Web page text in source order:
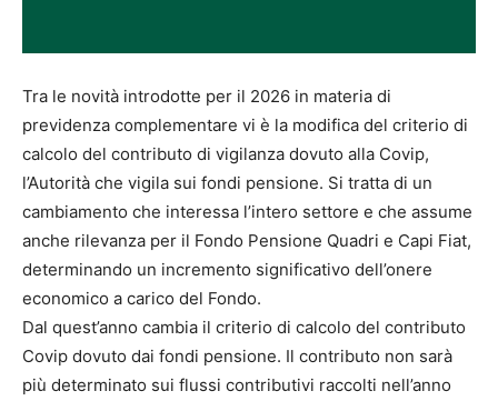
Tra le novità introdotte per il 2026 in materia di
previdenza complementare vi è la modifica del criterio di
calcolo del contributo di vigilanza dovuto alla Covip,
l’Autorità che vigila sui fondi pensione. Si tratta di un
cambiamento che interessa l’intero settore e che assume
anche rilevanza per il Fondo Pensione Quadri e Capi Fiat,
determinando un incremento significativo dell’onere
economico a carico del Fondo.
Dal quest’anno cambia il criterio di calcolo del contributo
Covip dovuto dai fondi pensione. Il contributo non sarà
più determinato sui flussi contributivi raccolti nell’anno